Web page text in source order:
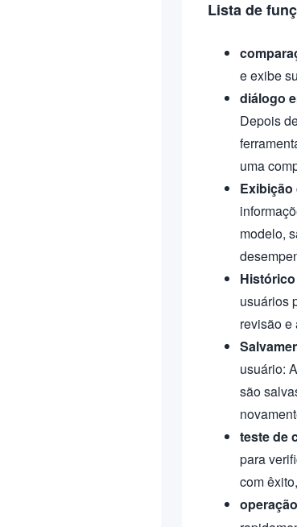
Lista de
e exibe
diálogo
Depois
uma
modelo,
usuários
revisão e
usuário:
são
teste de
para
com